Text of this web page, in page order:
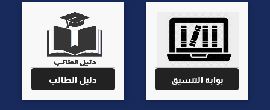
بوابة التنسيق دليل الطالب